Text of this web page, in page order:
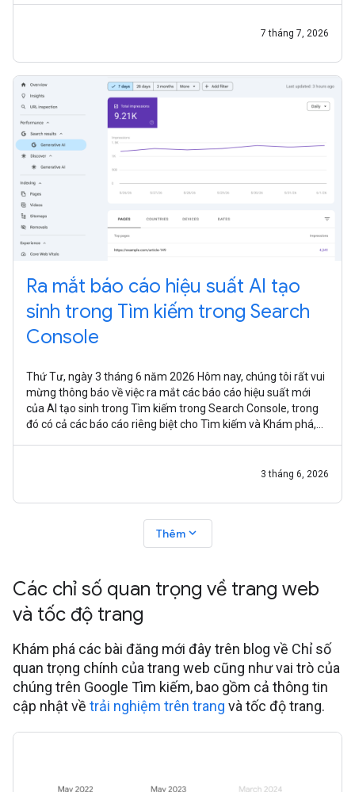
7 tháng 7, 2026
Ra mắt báo cáo hiệu suất AI tạo
sinh trong Tìm kiếm trong Search
Console
Thứ Tư, ngày 3 tháng 6 năm 2026 Hôm nay, chúng tôi rất vui
mừng thông báo về việc ra mắt các báo cáo hiệu suất mới
của AI tạo sinh trong Tìm kiếm trong Search Console, trong
đó có cả các báo cáo riêng biệt cho Tìm kiếm và Khám phá,
3 tháng 6, 2026
Thêmexpand_more
Các chỉ số quan trọng về trang web
và tốc độ trang
Khám phá các bài đăng mới đây trên blog về Chỉ số
quan trọng chính của trang web cũng như vai trò của
chúng trên Google Tìm kiếm, bao gồm cả thông tin
cập nhật về trải nghiệm trên trang và tốc độ trang.